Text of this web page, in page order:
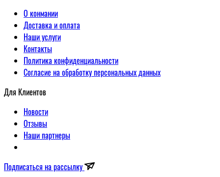
О конмании
Доставка и оплата
Наши услуги
Контакты
Политика конфиденциальности
Согласие на обработку персональных данных
Для Клиентов
Новости
Отзывы
Наши партнеры
Подписаться на рассылку